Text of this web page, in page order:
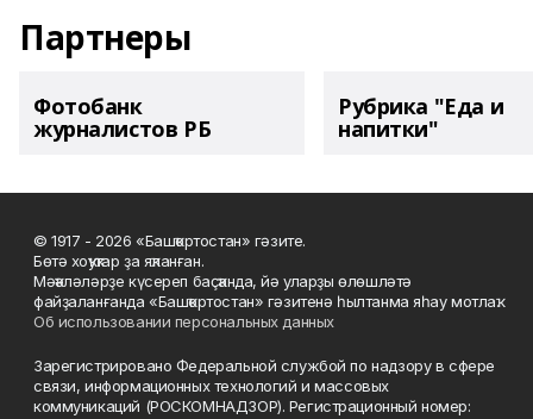
Партнеры
Фотобанк
журналистов РБ
Рубрика "Еда и
напитки"
© 1917 - 2026 «Башҡортостан» гәзите.
Бөтә хоҡуҡтар ҙа яҡланған.
Мәҡәләләрҙе күсереп баҫҡанда, йә уларҙы өлөшләтә
файҙаланғанда «Башҡортостан» гәзитенә һылтанма яһау мотлаҡ.
Об использовании персональных данных
Зарегистрировано Федеральной службой по надзору в сфере
связи, информационных технологий и массовых
коммуникаций (РОСКОМНАДЗОР). Регистрационный номер: